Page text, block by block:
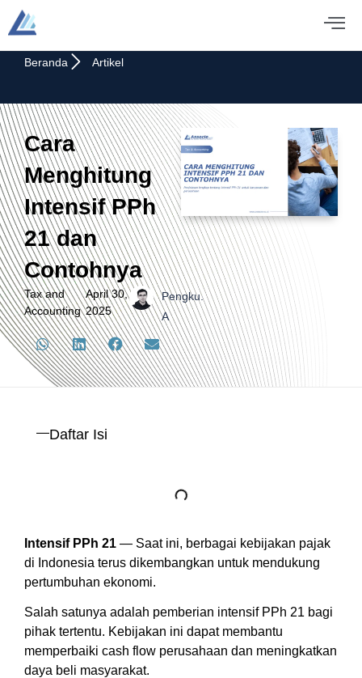
Beranda Artikel
Cara
Menghitung
Intensif PPh
21 dan
Contohnya
Tax and
Accounting
April 30,
2025
Pengku.
A
Daftar Isi
Intensif PPh 21 — Saat ini, berbagai kebijakan pajak
di Indonesia terus dikembangkan untuk mendukung
pertumbuhan ekonomi.
Salah satunya adalah pemberian intensif PPh 21 bagi
pihak tertentu. Kebijakan ini dapat membantu
memperbaiki cash flow perusahaan dan meningkatkan
daya beli masyarakat.